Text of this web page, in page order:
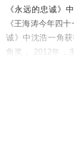
《永远的忠诚》
《王海涛今年四
诚》中沈浩一角
角奖 。2012年，